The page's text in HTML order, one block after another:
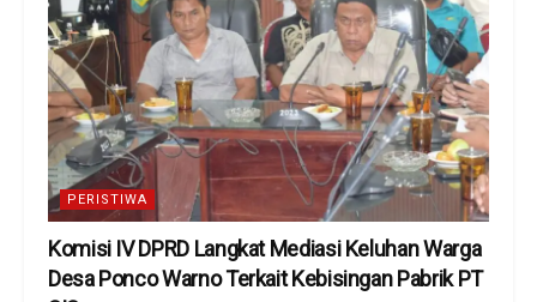
PERISTIWA
Komisi IV DPRD Langkat Mediasi Keluhan Warga
Desa Ponco Warno Terkait Kebisingan Pabrik PT